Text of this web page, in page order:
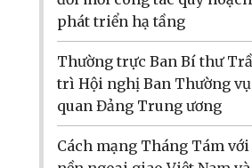
phát triển hạ tầng
Thường trực Ban Bí thư
trì Hội nghị Ban Thường
quan Đảng Trung ương
Cách mạng Tháng Tám